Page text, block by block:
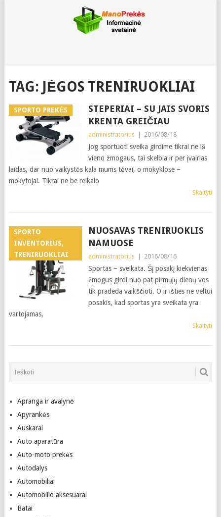
TAG: JĖGOS TRENIRUOKLIAI
SPORTO PREKĖS
STEPERIAI – SU JAIS SVORIS
KRENTA GREIČIAU
administratorius 2016/08/18
Jog sportuoti sveika girdime tikrai ne iš
vieno žmogaus, tai skelbia ir per įvairias
laidas, dar nuo vaikystės kala mums tėvai, o mokyklose –
mokytojai. Tikrai ne be reikalo
Skaityti
SPORTO
INVENTORIUS,
TRENIRUOKLIAI
NUOSAVAS TRENIRUOKLIS
NAMUOSE
administratorius 2016/08/16
Sportas – sveikata. Šį posakį kiekvienas
žmogus girdi nuo pat pirmųjų dienų vos
tik pradeda vaikščioti. O ir išties ne veltui
posakis, kad sportas yra sveikata yra
vartojamas,
Skaityti
Apranga ir avalynė
Apyrankės
Auskarai
Auto aparatūra
Auto-moto prekės
Autodalys
Automobiliai
Automobilio aksesuarai
Batai